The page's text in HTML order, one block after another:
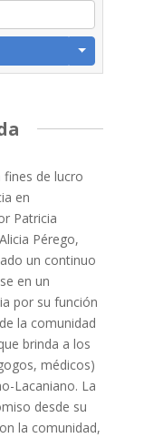
fines de lucro
en
Patricia
Pérego,
un continuo
en un
por su función
la comunidad
brinda a los
médicos)
Lacaniano. La
desde su
la comunidad,